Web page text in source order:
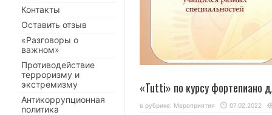
«Tutti» по курсу фортепиано
в рубрике: Мероприятия 07.02.2022
Контакты
Оставить отзыв
«Разговоры о
важном»
Противодействие
терроризму и
экстремизму
Антикоррупционная
политика